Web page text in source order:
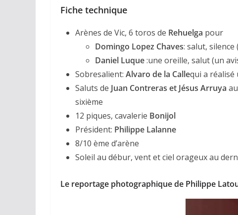
Fiche technique
Arènes de Vic, 6 toros de Rehuelga pour
Domingo Lopez Chaves: salut, silence
Daniel Luque:une oreille, salut (un
Sobresalient: Alvaro de la Callequi a réalisé
Saluts de Juan Contreras et Jésus Arruya
sixième
12 piques, cavalerie Bonijol
Président: Philippe Lalanne
8/10 ème d’arène
Soleil au débur, vent et ciel orageux au
Le reportage photographique de Philippe
CHRONIQUES TAURINES 2026
Arles : au